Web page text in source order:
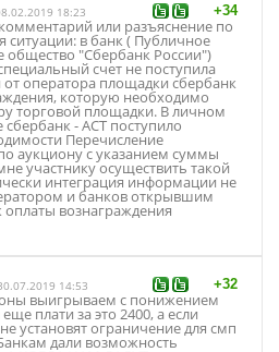
+34
18:23
или разъяснение по
ситуации: в банк ( Публичное
общество "Сбербанк России")
счет не поступила
оператора площадки сбербанк
которую необходимо
торговой площадки. В личном
- АСТ поступило
Перечисление
аукциону с указанием суммы
участнику осуществить такой
интеграция информации не
и банков открывшим
оплаты вознаграждения
+32
14:53
выигрываем с понижением
плати за это 2400, а если
установят ограничение для смп
дали возможность